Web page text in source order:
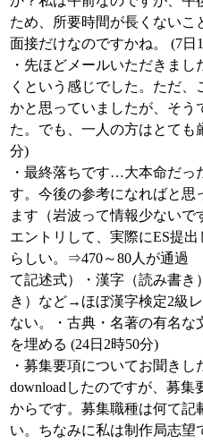
ため、所要時間が長くないこ
面接だけなのですかね。 (7日
・先ほどメールいただきま
くという感じでした。ただ
かと思っていましたが、そう
た。でも、一人の方はとても
分)
・最終落ちです…大本命だっ
す。今後の参考になればと思
ます（岩波って情報少ない
エントリして、実際にES提
らしい。⇒470～80人が通
て記述式）・漢字（読み書き
き）など→ほぼ漢字検定2級
ない。・古典・名著の有名な
を埋める (24日2時50分)
・募集要項についてお聞きし
downloadしたのですが、募
からです。募集職種は何て記
い。ちなみに私は制作局志